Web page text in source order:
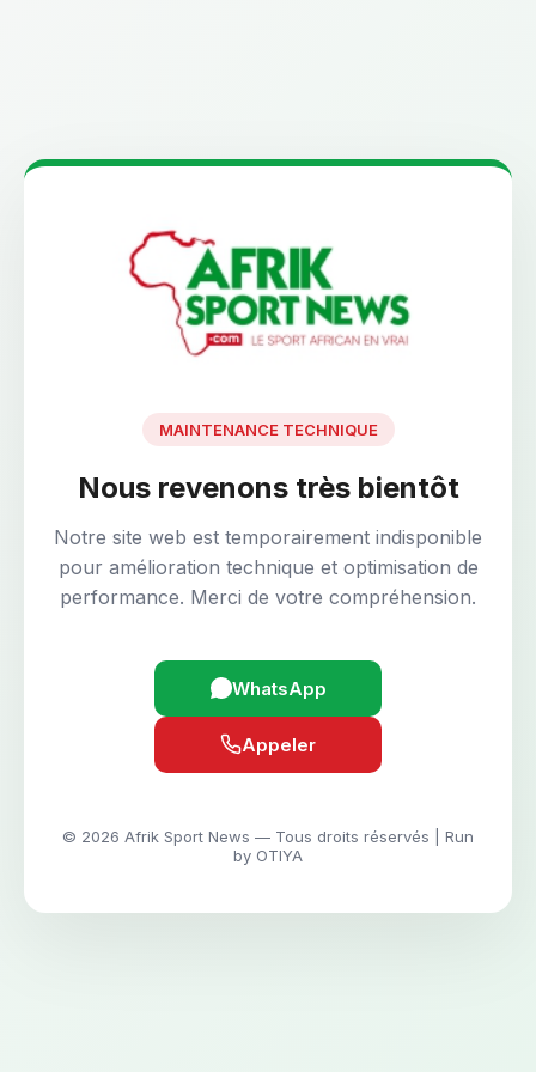
MAINTENANCE TECHNIQUE
Nous revenons très bientôt
Notre site web est temporairement indisponible
pour amélioration technique et optimisation de
performance. Merci de votre compréhension.
WhatsApp
Appeler
© 2026 Afrik Sport News — Tous droits réservés | Run
by OTIYA